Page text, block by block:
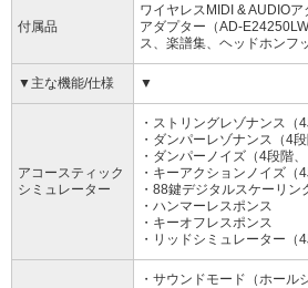
付属品
ワイヤレスMIDI & AUDIO
アダプター（AD-
ス、楽譜集、ヘッドホンフ
▼主な機能/仕様 ▼
アコースティック
シミュレーター
・ストリングレゾナンス（
・ダンパーレゾナンス（4
・ダンパーノイズ（4段階、
・キーアクションノイズ（
・88鍵デジタルスケーリン
・ハンマーレスポンス
・キーオフレスポンス
・リッドシミュレーター（4
・サウンドモード（ホー